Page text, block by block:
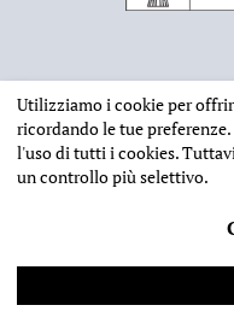
2026 - Deputazione di
Web designIlaria
Utilizziamo i cookie per
ricordando le tue
l'uso di tutti i cookies.
un controllo più selettivo.